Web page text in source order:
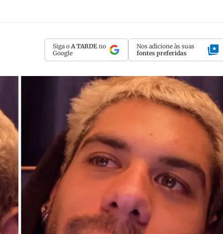
Siga o A TARDE no
Google
Nos adicione às suas
fontes preferidas